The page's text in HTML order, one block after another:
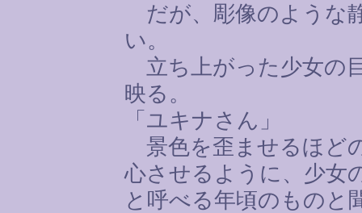
だが、彫像のような
い。
立ち上がった少女の
映る。
「ユキナさん」
景色を歪ませるほど
心させるように、少女
と呼べる年頃のものと